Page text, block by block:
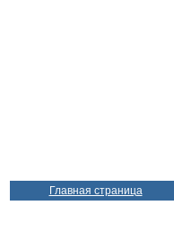
Главная страница